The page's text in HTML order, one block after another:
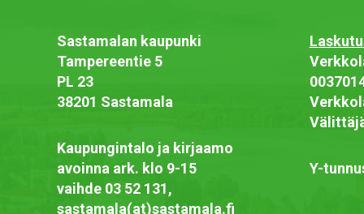
Sastamalan kaupunki
Tampereentie 5
PL 23
38201 Sastamala
Kaupungintalo ja kirjaamo
avoinna ark. klo 9-15
vaihde 03 52 131,
sastamala(at)sastamala.fi
Y-